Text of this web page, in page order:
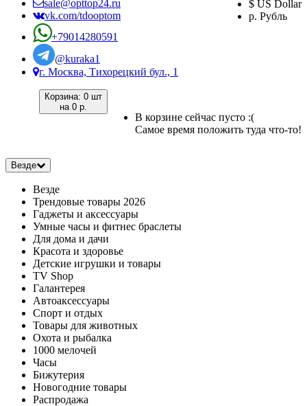
$ US Dollar
р. Рубль
sale@opttop24.ru
vk.com/tdooptom
+79014280591
@kuraka1
г. Москва, Тихорецкий бул., 1
Корзина: 0 шт
на 0 р.
В корзине сейчас пусто :(
Самое время положить туда что-то!
Везде
Везде
Трендовые товары 2026
Гаджеты и аксессуары
Умные часы и фитнес браслеты
Для дома и дачи
Красота и здоровье
Детские игрушки и товары
TV Shop
Галантерея
Автоаксессуары
Спорт и отдых
Товары для животных
Охота и рыбалка
1000 мелочей
Часы
Бижутерия
Новогодние товары
Распродажа